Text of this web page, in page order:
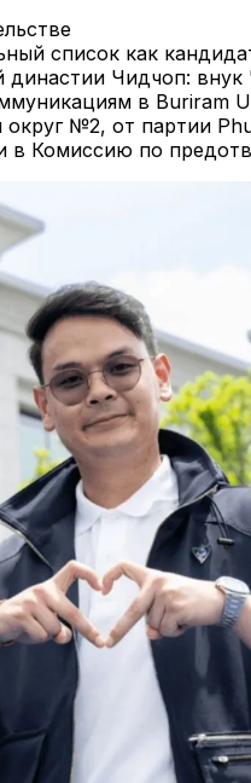
список как
династии Чидчоп:
в Buriram
№2, от партии
Комиссию по